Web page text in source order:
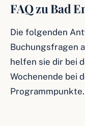
FAQ zu Bad
Die folgenden
Buchungsfragen
helfen sie dir bei
Wochenende bei
Programmpunkte.